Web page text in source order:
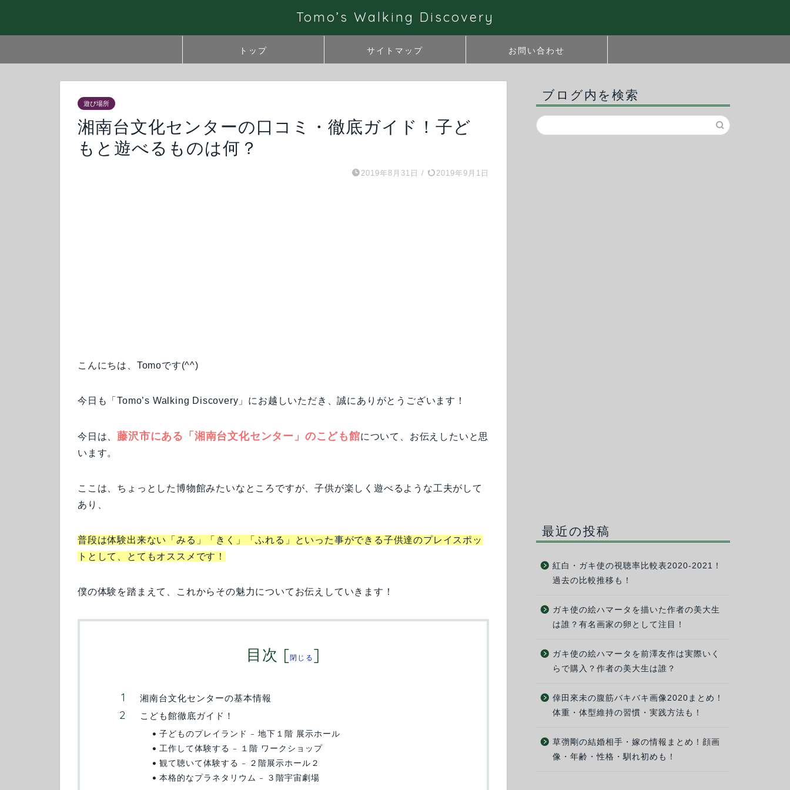
Tomo’s Walking Discovery
トップ サイトマップ お問い合わせ
遊び場所
湘南台文化センターの口コミ・徹底ガイド！子ど
もと遊べるものは何？
2019年8月31日 / 2019年9月1日
こんにちは、Tomoです(^^)
今日も「Tomo’s Walking Discovery」にお越しいただき、誠にありがとうございます！
今日は、 藤沢市にある「湘南台文化センター」のこども館について、お伝えしたいと思
います。
ここは、ちょっとした博物館みたいなところですが、子供が楽しく遊べるような工夫がして
あり、
普段は体験出来ない「みる」「きく」「ふれる」といった事ができる子供達のプレイスポッ
トとして、とてもオススメです！
僕の体験を踏まえて、これからその魅力についてお伝えしていきます！
目次 [閉じる ]
湘南台文化センターの基本情報
こども館徹底ガイド！
子どものプレイランド – 地下１階 展示ホール
工作して体験する – １階 ワークショップ
観て聴いて体験する – ２階展示ホール２
本格的なプラネタリウム – ３階宇宙劇場
ブログ内を検索
最近の投稿
紅白・ガキ使の視聴率比較表2020-2021！
過去の比較推移も！
ガキ使の絵ハマータを描いた作者の美大生
は誰？有名画家の卵として注目！
ガキ使の絵ハマータを前澤友作は実際いく
らで購入？作者の美大生は誰？
倖田來未の腹筋バキバキ画像2020まとめ！
体重・体型維持の習慣・実践方法も！
草彅剛の結婚相手・嫁の情報まとめ！顔画
像・年齢・性格・馴れ初めも！